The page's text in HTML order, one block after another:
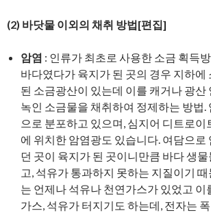
(2) 바닷물 이외의 채취 방법[편집]
암염 : 인류가 최초로 사용한 소금 획득
바다였다가 육지가 된 곳의 경우 지하에
된 소금광산이 있는데 이를 캐거나 광산
녹인 소금물을 채취하여 정제하는 방법.
으로 분포하고 있으며, 심지어 디트로
에 위치한 암염광도 있습니다. 여담으로
던 곳이 육지가 된 곳이니만큼 바다 생
고, 석유가 통과하지 못하는 지질이기
는 언제나 석유나 천연가스가 있었고 이
가스, 석유가 터지기도 하는데, 전자는